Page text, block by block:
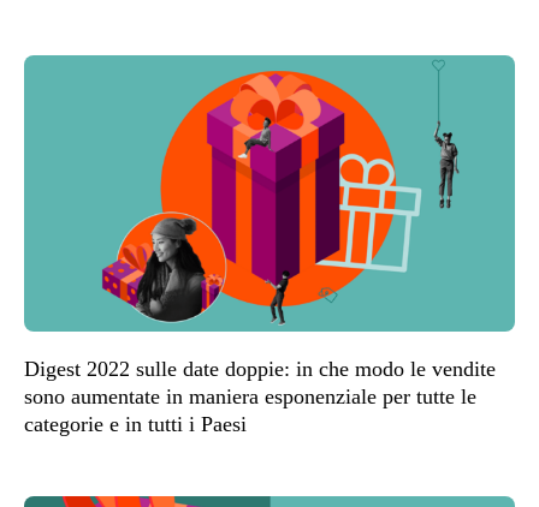
Digest 2022 sulle date doppie: in che modo le vendite
sono aumentate in maniera esponenziale per tutte le
categorie e in tutti i Paesi